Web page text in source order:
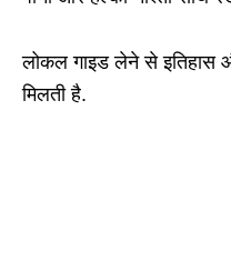
लोकल गाइड लेने से इतिहास
मिलती है.